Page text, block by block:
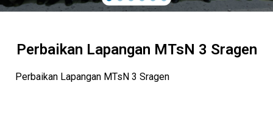
Perbaikan Lapangan MTsN 3 Sragen
Perbaikan Lapangan MTsN 3 Sragen